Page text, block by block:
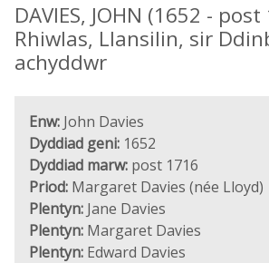
DAVIES, JOHN (1652 - post
Rhiwlas, Llansilin, sir
achyddwr
Enw: John Davies
Dyddiad geni: 1652
Dyddiad marw: post 1716
Priod: Margaret Davies (née Lloyd)
Plentyn: Jane Davies
Plentyn: Margaret Davies
Plentyn: Edward Davies